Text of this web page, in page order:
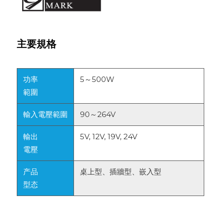
主要規格
功率
範圍
5～500W
輸入電壓範圍 90～264V
輸出
電壓
5V, 12V, 19V, 24V
产品
型态
桌上型、插牆型、嵌入型